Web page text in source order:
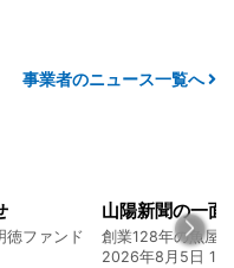
事業者のニュース一覧へ
2026年7月22日